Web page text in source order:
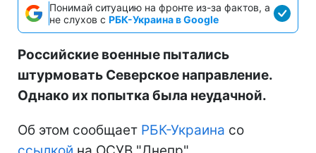
Понимай ситуацию на фронте из-за фактов, а
не слухов с РБК-Украина в Google
Российские военные пытались
штурмовать Северское направление.
Однако их попытка была неудачной.
Об этом сообщает РБК-Украина со